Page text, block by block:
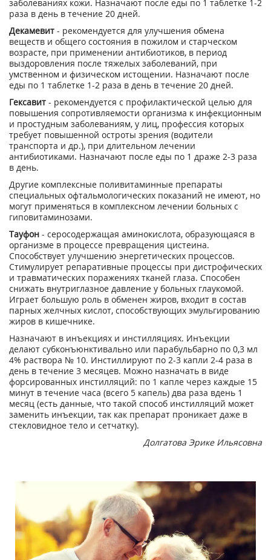
заболеваниях кожи. Назначают после еды по 1 таблетке 1-2
раза в день в течение 20 дней.
Декамевит - рекомендуется для улучшения обмена
веществ и общего состояния в пожилом и старческом
возрасте, при применении антибиотиков, в период
выздоровления после тяжелых заболеваний, при
умственном и физическом истощении. Назначают после
еды по 1 таблетке 1-2 раза в день в течение 20 дней.
Гексавит - рекомендуется с профилактической целью для
повышения сопротивляемости организма к инфекционным
и простудным заболеваниям, у лиц, профессия которых
требует повышенной остроты зрения (водители
транспорта и др.), при длительном лечении
антибиотиками. Назначают после еды по 1 драже 2-3 раза
в день.
Другие комплексные поливитаминные препараты
специальных офтальмологических показаний не имеют, но
могут применяться в комплексном лечении больных с
гиповитаминозами.
Тауфон - серосодержащая аминокислота, образующаяся в
организме в процессе превращения цистеина.
Способствует улучшению энергетических процессов.
Стимулирует репаративные процессы при дистрофических
и травматических поражениях тканей глаза. Способен
снижать внутриглазное давление у больных глаукомой.
Играет большую роль в обменен жиров, входит в состав
парных желчных кислот, способствующих эмульгированию
жиров в кишечнике.
Назначают в инъекциях и инстилляциях. Инъекции
делают субконъюнктивально или парабульбарно по 0,3 мл
4% раствора № 10. Инстиллируют по 2-3 капли 2-4 раза в
день в течение 3 месяцев. Можно назначать в виде
форсированных инстилляций: по 1 капле через каждые 15
минут в течение часа (всего 5 капель) два раза вдень 1
месяц (есть данные, что такой способ инстилляций может
заменить инъекции, так как препарат проникает даже в
стекловидное тело и сетчатку).
Долгатова Эрике Ильясовна